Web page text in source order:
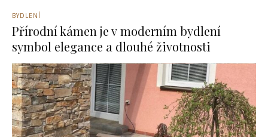
BYDLENÍ
Přírodní kámen je v moderním bydlení
symbol elegance a dlouhé životnosti